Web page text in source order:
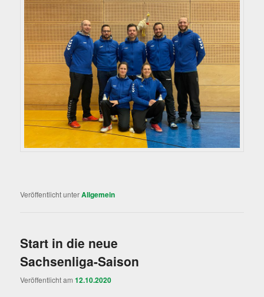
Veröffentlicht unterAllgemein
Start in die neue
Sachsenliga-Saison
Veröffentlicht am12.10.2020